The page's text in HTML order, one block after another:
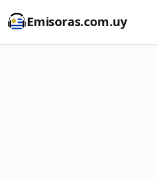
Emisoras.com.uy